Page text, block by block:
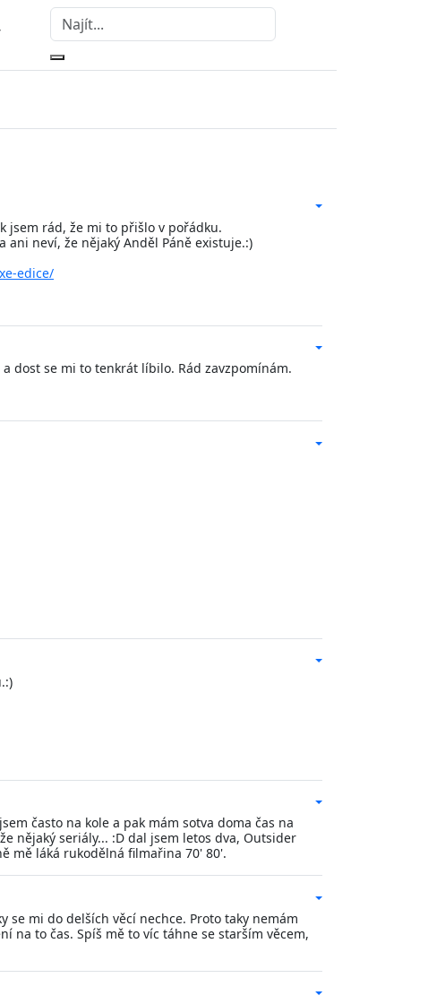
jsem rád, že mi to přišlo v pořádku.
neví, že nějaký Anděl Páně existuje.:)
edice/
dost se mi to tenkrát líbilo. Rád zavzpomínám.
často na kole a pak mám sotva doma čas na
nějaký seriály... :D dal jsem letos dva, Outsider
mě láká rukodělná filmařina 70' 80'.
se mi do delších věcí nechce. Proto taky nemám
na to čas. Spíš mě to víc táhne se starším věcem,